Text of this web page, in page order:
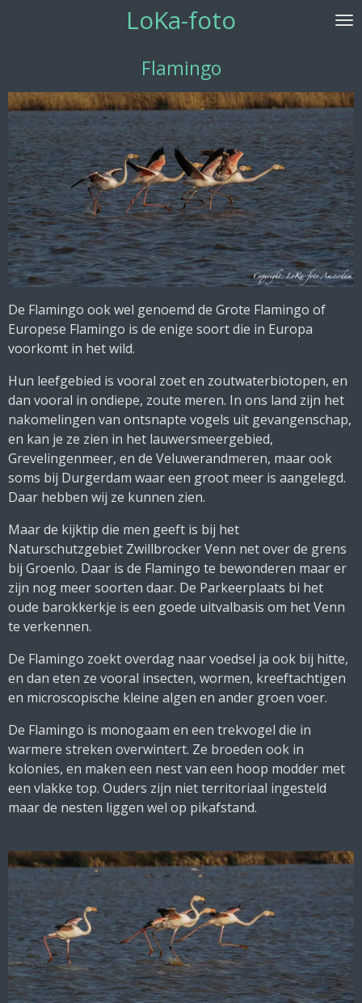
hoofdinhoud
LoKa-foto
Flamingo
De Flamingo ook wel genoemd de Grote Flamingo of
Europese Flamingo is de enige soort die in Europa
voorkomt in het wild.
Hun leefgebied is vooral zoet en zoutwaterbiotopen, en
dan vooral in ondiepe, zoute meren. In ons land zijn het
nakomelingen van ontsnapte vogels uit gevangenschap,
en kan je ze zien in het lauwersmeergebied,
Grevelingenmeer, en de Veluwerandmeren, maar ook
soms bij Durgerdam waar een groot meer is aangelegd.
Daar hebben wij ze kunnen zien.
Maar de kijktip die men geeft is bij het
Naturschutzgebiet Zwillbrocker Venn net over de grens
bij Groenlo. Daar is de Flamingo te bewonderen maar er
zijn nog meer soorten daar. De Parkeerplaats bi het
oude barokkerkje is een goede uitvalbasis om het Venn
te verkennen.
De Flamingo zoekt overdag naar voedsel ja ook bij hitte,
en dan eten ze vooral insecten, wormen, kreeftachtigen
en microscopische kleine algen en ander groen voer.
De Flamingo is monogaam en een trekvogel die in
warmere streken overwintert. Ze broeden ook in
kolonies, en maken een nest van een hoop modder met
een vlakke top. Ouders zijn niet territoriaal ingesteld
maar de nesten liggen wel op pikafstand.